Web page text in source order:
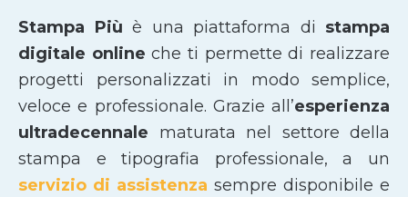
Stampa Più è una piattaforma di stampa
digitale online che ti permette di realizzare
progetti personalizzati in modo semplice,
veloce e professionale. Grazie all’esperienza
ultradecennale maturata nel settore della
stampa e tipografia professionale, a un
servizio di assistenza sempre disponibile e